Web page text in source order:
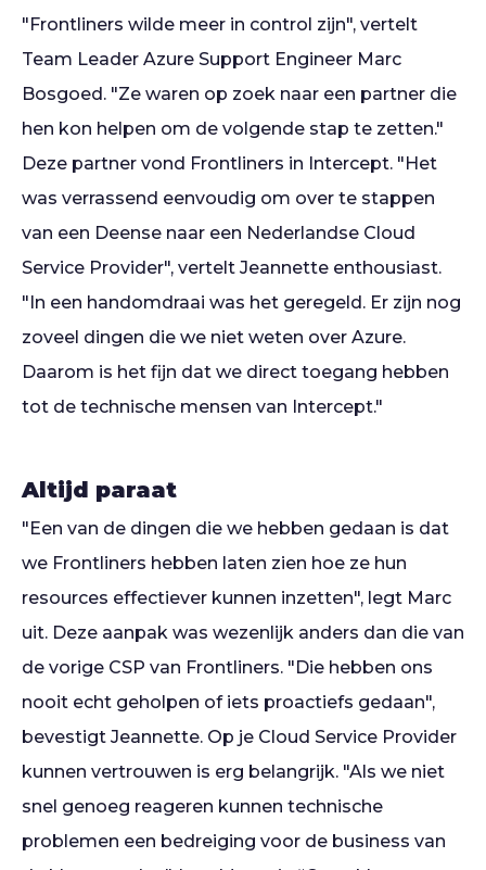
"Frontliners wilde meer in control zijn", vertelt
Team Leader Azure Support Engineer Marc
Bosgoed. "Ze waren op zoek naar een partner die
hen kon helpen om de volgende stap te zetten."
Deze partner vond Frontliners in Intercept. "Het
was verrassend eenvoudig om over te stappen
van een Deense naar een Nederlandse Cloud
Service Provider", vertelt Jeannette enthousiast.
"In een handomdraai was het geregeld. Er zijn nog
zoveel dingen die we niet weten over Azure.
Daarom is het fijn dat we direct toegang hebben
tot de technische mensen van Intercept."
Altijd paraat
"Een van de dingen die we hebben gedaan is dat
we Frontliners hebben laten zien hoe ze hun
resources effectiever kunnen inzetten", legt Marc
uit. Deze aanpak was wezenlijk anders dan die van
de vorige CSP van Frontliners. "Die hebben ons
nooit echt geholpen of iets proactiefs gedaan",
bevestigt Jeannette. Op je Cloud Service Provider
kunnen vertrouwen is erg belangrijk. "Als we niet
snel genoeg reageren kunnen technische
problemen een bedreiging voor de business van